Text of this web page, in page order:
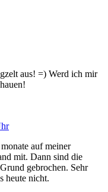
aus! =) Werd ich mir
auf meiner
mit. Dann sind die
gebrochen. Sehr
heute nicht.